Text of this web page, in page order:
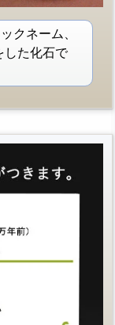
クネーム、
した化石で